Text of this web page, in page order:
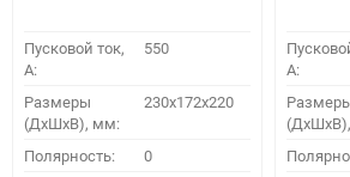
Пусковой ток,
A:
550
Размеры
(ДхШхВ), мм:
230x172x220
Полярность: 0
A: